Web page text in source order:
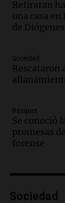
en
Audio.
en la
Audio.
Panorama
Audio.
Bulaya
Retiraran
una casa
de Diógenes
Sociedad
Rescataron
Básquet
Se conoció
promesas
forense
Sociedad